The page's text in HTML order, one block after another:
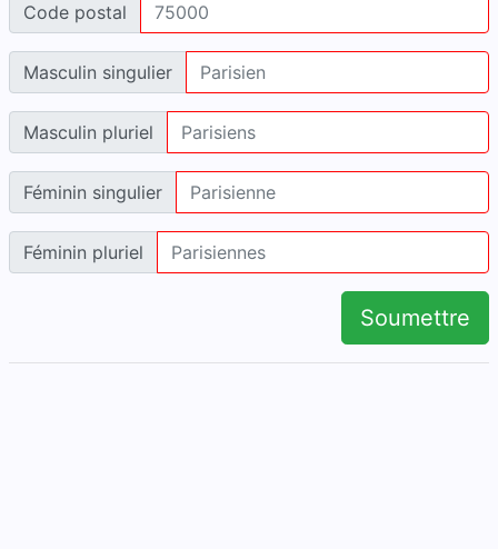
Code postal
Masculin singulier
Masculin pluriel
Féminin singulier
Féminin pluriel
Soumettre